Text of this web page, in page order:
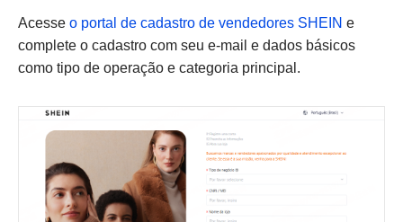
Acesse o portal de cadastro de vendedores SHEIN e
complete o cadastro com seu e-mail e dados básicos
como tipo de operação e categoria principal.